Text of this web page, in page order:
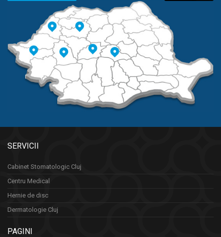
SERVICII
Cabinet Stomatologic Cluj
Centru Medical
Hernie de disc
Dermatologie Cluj
PAGINI